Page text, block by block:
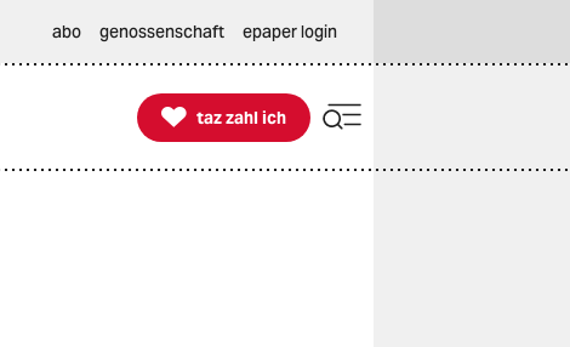
abo genossenschaft epaper login

taz zahl ich
taz zahl ich